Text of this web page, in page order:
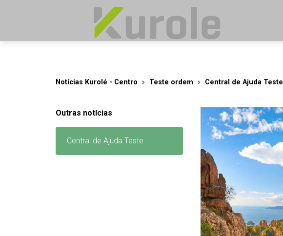
Notícias Kurolé - Centro Teste ordem Central de Ajuda Teste
Outras notícias
Central de Ajuda Teste